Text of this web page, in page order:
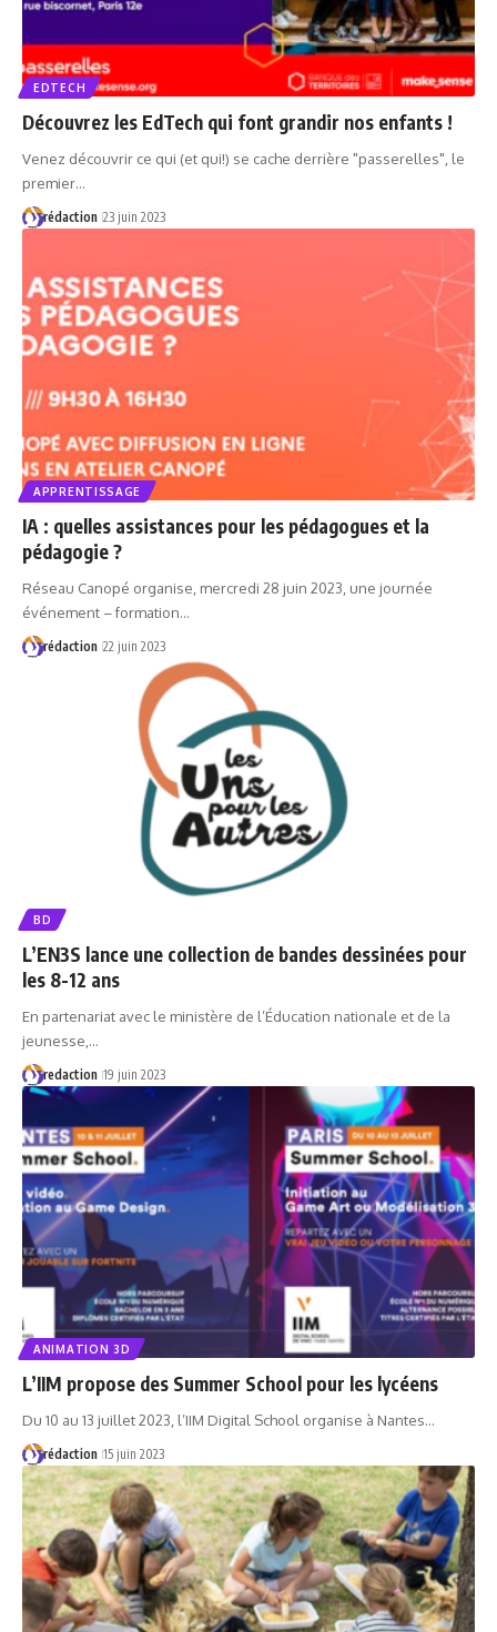
EDTECH
Découvrez les EdTech qui font grandir nos enfants !
Venez découvrir ce qui (et qui!) se cache derrière "passerelles", le
premier…
rédaction 23 juin 2023
APPRENTISSAGE
IA : quelles assistances pour les pédagogues et la
pédagogie ?
Réseau Canopé organise, mercredi 28 juin 2023, une journée
événement – formation…
rédaction 22 juin 2023
BD
L’EN3S lance une collection de bandes dessinées pour
les 8-12 ans
En partenariat avec le ministère de l’Éducation nationale et de la
jeunesse,…
redaction 19 juin 2023
ANIMATION 3D
L’IIM propose des Summer School pour les lycéens
Du 10 au 13 juillet 2023, l’IIM Digital School organise à Nantes…
rédaction 15 juin 2023